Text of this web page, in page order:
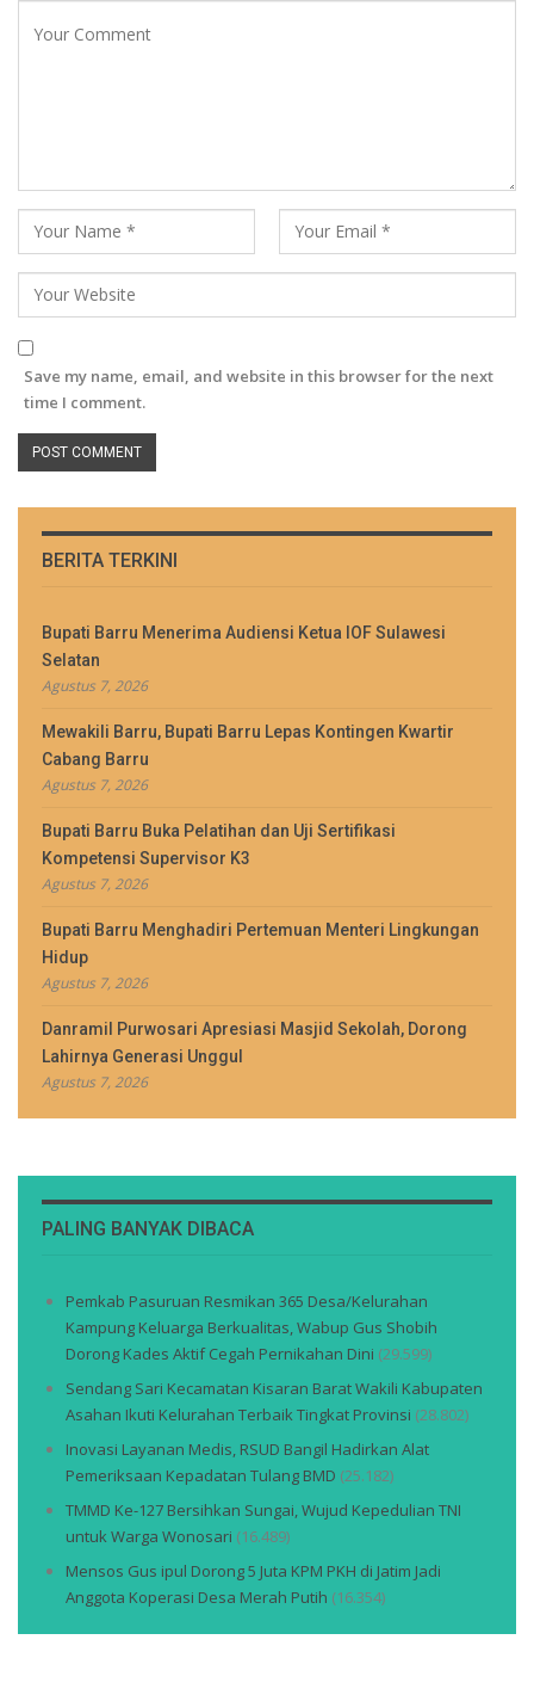
Save my name, email, and website in this browser for the next
time I comment.
BERITA TERKINI
Bupati Barru Menerima Audiensi Ketua IOF Sulawesi
Selatan
Agustus 7, 2026
Mewakili Barru, Bupati Barru Lepas Kontingen Kwartir
Cabang Barru
Agustus 7, 2026
Bupati Barru Buka Pelatihan dan Uji Sertifikasi
Kompetensi Supervisor K3
Agustus 7, 2026
Bupati Barru Menghadiri Pertemuan Menteri Lingkungan
Hidup
Agustus 7, 2026
Danramil Purwosari Apresiasi Masjid Sekolah, Dorong
Lahirnya Generasi Unggul
Agustus 7, 2026
PALING BANYAK DIBACA
Pemkab Pasuruan Resmikan 365 Desa/Kelurahan
Kampung Keluarga Berkualitas, Wabup Gus Shobih
Dorong Kades Aktif Cegah Pernikahan Dini (29.599)
Sendang Sari Kecamatan Kisaran Barat Wakili Kabupaten
Asahan Ikuti Kelurahan Terbaik Tingkat Provinsi (28.802)
Inovasi Layanan Medis, RSUD Bangil Hadirkan Alat
Pemeriksaan Kepadatan Tulang BMD (25.182)
TMMD Ke-127 Bersihkan Sungai, Wujud Kepedulian TNI
untuk Warga Wonosari (16.489)
Mensos Gus ipul Dorong 5 Juta KPM PKH di Jatim Jadi
Anggota Koperasi Desa Merah Putih (16.354)